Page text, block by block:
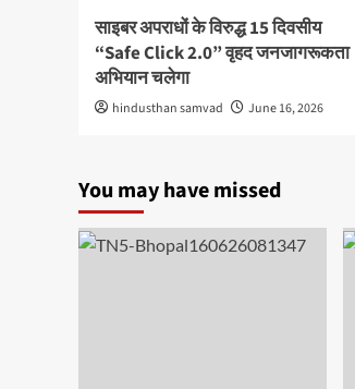
साइबर अपराधों के विरुद्ध 15 दिवसीय
“Safe Click 2.0” वृहद जनजागरूकता
अभियान चलेगा
hindusthan samvad June 16, 2026
You may have missed